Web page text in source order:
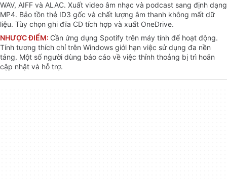
WAV, AIFF và ALAC. Xuất video âm nhạc và podcast sang định dạng
MP4. Bảo tồn thẻ ID3 gốc và chất lượng âm thanh không mất dữ
liệu. Tùy chọn ghi đĩa CD tích hợp và xuất OneDrive.
NHƯỢC ĐIỂM: Cần ứng dụng Spotify trên máy tính để hoạt động.
Tính tương thích chỉ trên Windows giới hạn việc sử dụng đa nền
tảng. Một số người dùng báo cáo về việc thỉnh thoảng bị trì hoãn
cập nhật và hỗ trợ.